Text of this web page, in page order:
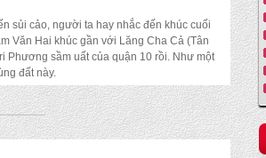
sủi cảo, người ta hay nhắc đến khúc cuối
Văn Hai khúc gần với Lăng Cha Cả (Tân
Phương sầm uất của quận 10 rồi. Như một
đất này.